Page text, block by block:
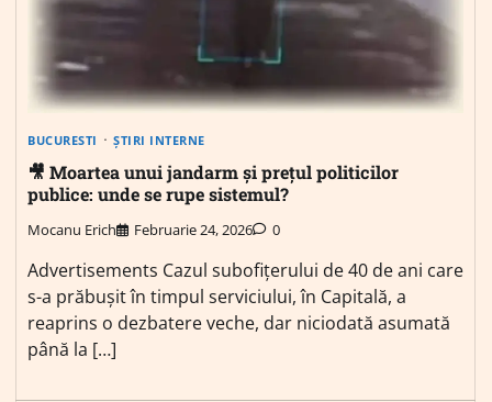
BUCURESTI ȘTIRI INTERNE
🎥 Moartea unui jandarm și prețul politicilor
publice: unde se rupe sistemul?
Mocanu Erich Februarie 24, 2026 0
Advertisements Cazul subofițerului de 40 de ani care
s-a prăbușit în timpul serviciului, în Capitală, a
reaprins o dezbatere veche, dar niciodată asumată
până la […]